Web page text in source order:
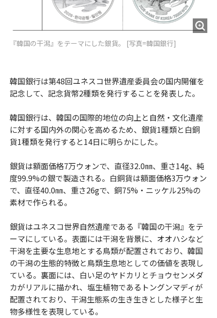
『韓国の干潟』をテーマにした銀貨。 [写真=韓国銀行]
韓国銀行は第48回ユネスコ世界遺産委員会の国内開催を
記念して、記念貨幣2種類を発行することを発表した。
韓国銀行は、韓国の国際的地位の向上と自然・文化遺産
に対する国内外の関心を高めるため、銀貨1種類と白銅
貨1種類を発行すると14日に明らかにした。
銀貨は額面価格7万ウォンで、直径32.0㎜、重さ14g、純
度99.9%の銀で製造される。白銅貨は額面価格3万ウォン
で、直径40.0㎜、重さ26gで、銅75%・ニッケル25%の
素材で作られる。
銀貨はユネスコ世界自然遺産である『韓国の干潟』をテ
ーマにしている。表面には干潟を背景に、オオハシなど
干潟を主要な生息地とする鳥類が配置されており、韓国
の干潟の生態的特徴と鳥類生息地としての価値を表現し
ている。裏面には、白い足のヤドカリとチョウセンメダ
カがリアルに描かれ、塩生植物であるトングンマディが
配置されており、干潟生態系の生き生きとした様子と生
物多様性を表現している。